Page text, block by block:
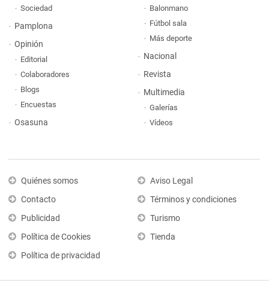
Sociedad
Pamplona
Opinión
Editorial
Colaboradores
Blogs
Encuestas
Osasuna
Balonmano
Fútbol sala
Más deporte
Nacional
Revista
Multimedia
Galerías
Vídeos
Quiénes somos
Contacto
Publicidad
Política de Cookies
Política de privacidad
Aviso Legal
Términos y condiciones
Turismo
Tienda